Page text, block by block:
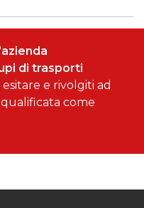
azienda
di trasporti
esitare e rivolgiti ad
come